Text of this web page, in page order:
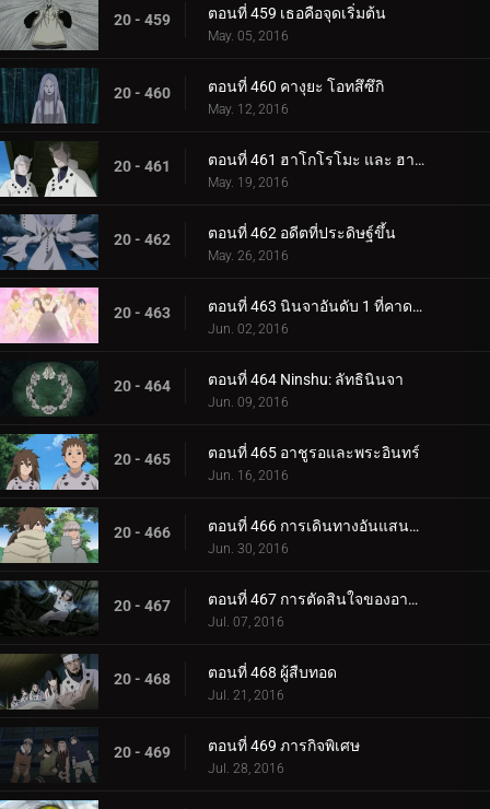
20 - 459 ตอนที่ 459 เธอคือจุดเริ่มต้น
May. 05, 2016
20 - 460 ตอนที่ 460 คางุยะ โอทสึซึกิ
May. 12, 2016
20 - 461 ตอนที่ 461 ฮาโกโรโมะ และ ฮามูระ
May. 19, 2016
20 - 462 ตอนที่ 462 อดีตที่ประดิษฐ์ขึ้น
May. 26, 2016
20 - 463 ตอนที่ 463 นินจาอันดับ 1 ที่คาดเดาไม่ได้มากที่สุด
Jun. 02, 2016
20 - 464 ตอนที่ 464 Ninshu: ลัทธินินจา
Jun. 09, 2016
20 - 465 ตอนที่ 465 อาชูรอและพระอินทร์
Jun. 16, 2016
20 - 466 ตอนที่ 466 การเดินทางอันแสนวุ่นวาย
Jun. 30, 2016
20 - 467 ตอนที่ 467 การตัดสินใจของอาชูรอ
Jul. 07, 2016
20 - 468 ตอนที่ 468 ผู้สืบทอด
Jul. 21, 2016
20 - 469 ตอนที่ 469 ภารกิจพิเศษ
Jul. 28, 2016